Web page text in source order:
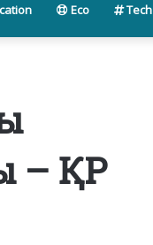
Eco Tech
– ҚР